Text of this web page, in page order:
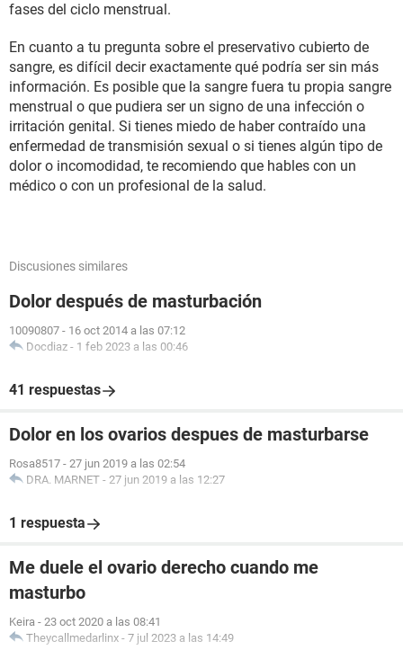
fases del ciclo menstrual.
En cuanto a tu pregunta sobre el preservativo cubierto de
sangre, es difícil decir exactamente qué podría ser sin más
información. Es posible que la sangre fuera tu propia sangre
menstrual o que pudiera ser un signo de una infección o
irritación genital. Si tienes miedo de haber contraído una
enfermedad de transmisión sexual o si tienes algún tipo de
dolor o incomodidad, te recomiendo que hables con un
médico o con un profesional de la salud.
Discusiones similares
Dolor después de masturbación
10090807 - 16 oct 2014 a las 07:12
Docdiaz - 1 feb 2023 a las 00:46
41 respuestas
Dolor en los ovarios despues de masturbarse
Rosa8517 - 27 jun 2019 a las 02:54
DRA. MARNET - 27 jun 2019 a las 12:27
1 respuesta
Me duele el ovario derecho cuando me
masturbo
Keira - 23 oct 2020 a las 08:41
Theycallmedarlinx - 7 jul 2023 a las 14:49